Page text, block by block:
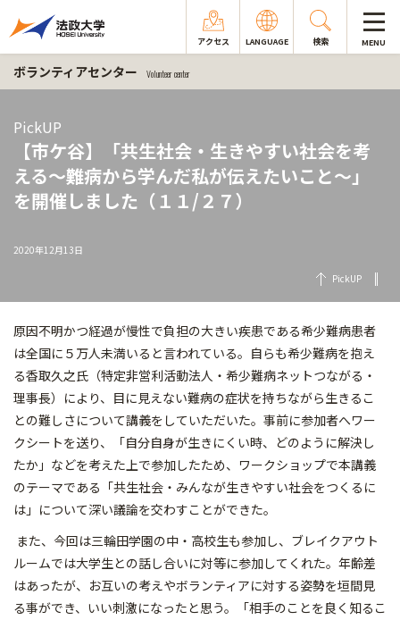
アクセス LANGUAGE 検索 MENU
ボランティアセンター Volunteer center
PickUP
【市ケ谷】「共生社会・生きやすい社会を考
える～難病から学んだ私が伝えたいこと～」
を開催しました（１１/２７）
2020年12月13日
PickUP
原因不明かつ経過が慢性で負担の大きい疾患である希少難病患者
は全国に５万人未満いると言われている。自らも希少難病を抱え
る香取久之氏（特定非営利活動法人・希少難病ネットつながる・
理事長）により、目に見えない難病の症状を持ちながら生きるこ
との難しさについて講義をしていただいた。事前に参加者へワー
クシートを送り、「自分自身が生きにくい時、どのように解決し
たか」などを考えた上で参加したため、ワークショップで本講義
のテーマである「共生社会・みんなが生きやすい社会をつくるに
は」について深い議論を交わすことができた。
また、今回は三輪田学園の中・高校生も参加し、ブレイクアウト
ルームでは大学生との話し合いに対等に参加してくれた。年齢差
はあったが、お互いの考えやボランティアに対する姿勢を垣間見
る事ができ、いい刺激になったと思う。「相手のことを良く知るこ